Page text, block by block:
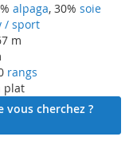
alpaga, 30% soie
/ sport
m
rangs
plat
vous cherchez ?